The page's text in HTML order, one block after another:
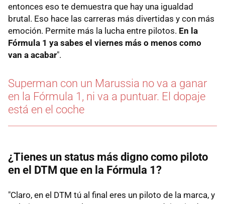
entonces eso te demuestra que hay una igualdad
brutal. Eso hace las carreras más divertidas y con más
emoción. Permite más la lucha entre pilotos. En la
Fórmula 1 ya sabes el viernes más o menos como
van a acabar".
Superman con un Marussia no va a ganar
en la Fórmula 1, ni va a puntuar. El dopaje
está en el coche
¿Tienes un status más digno como piloto
en el DTM que en la Fórmula 1?
"Claro, en el DTM tú al final eres un piloto de la marca, y